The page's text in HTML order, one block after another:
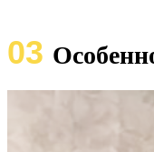
03